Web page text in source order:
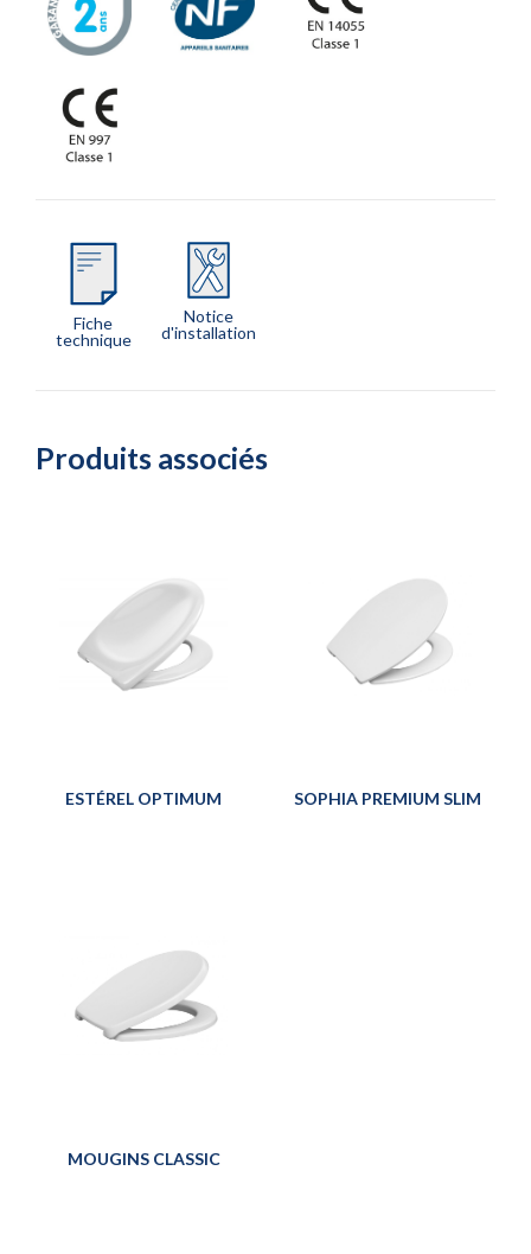
Fiche
technique
Notice
d'installation
Produits associés
ESTÉREL OPTIMUM SOPHIA PREMIUM SLIM
MOUGINS CLASSIC